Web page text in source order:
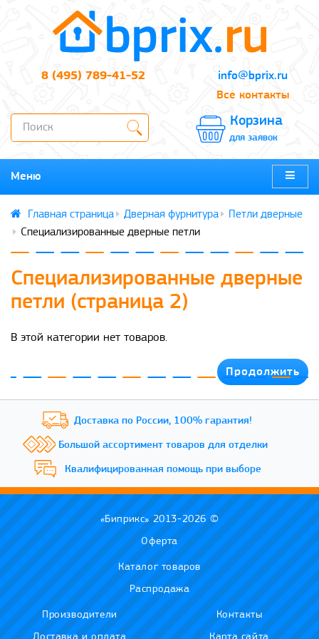
8 (495) 789-41-52
info@bprix.ru
Все контакты
Корзина
для заявок
Меню
Дверная фурнитура
Петли дверные
Специализированные дверные петли
Специализированные дверные
петли (страница 2)
В этой категории нет товаров.
Продолжить
Доставка по России, 100% гарантия!
Большой ассортимент товаров для отделки
Квалифицированная помощь при выборе
«Биприкс» 2013-2026 ©
Оферта
Каталог товаров
Распродажа
Производители Контакты